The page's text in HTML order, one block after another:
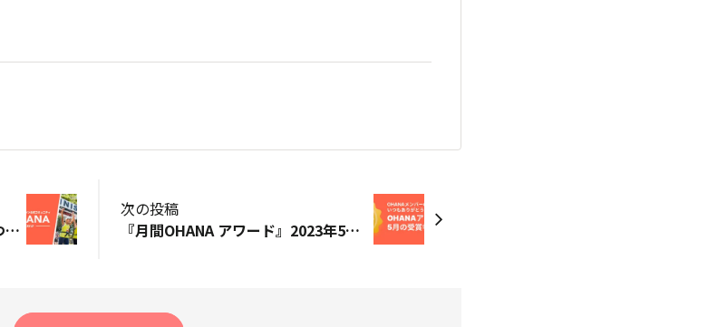
【重要】アプリのアップデートについてご連絡（iphoneのみ）
次の投稿
『月間OHANA アワード』2023年5月の受賞者の発表！